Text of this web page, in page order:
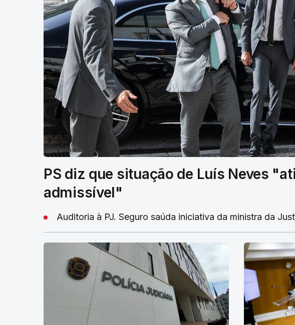
PS diz que situação de Luís Neves
admissível"
Auditoria à PJ. Seguro saúda iniciativa da ministra da